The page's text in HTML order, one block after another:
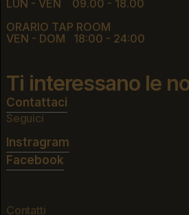
LUN - VEN 09.00 - 18.00
ORARIO TAP ROOM
VEN - DOM 18:00 - 24:00
Ti interessano le
Contattaci
Contattaci
Seguici
Instragram
Instragram
Facebook
Facebook
Contatti